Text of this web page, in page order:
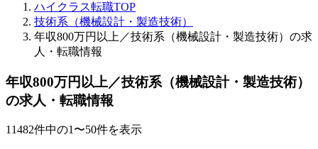
ハイクラス転職TOP
技術系（機械設計・製造技術）
年収800万円以上／技術系（機械設計・製造技術）の求
人・転職情報
年収800万円以上／技術系（機械設計・製造技術）
の求人・転職情報
11482件中の1〜50件を表示